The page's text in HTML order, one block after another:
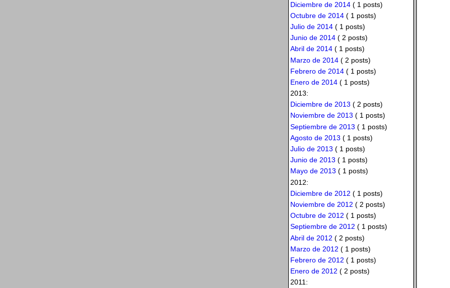
Diciembre de 2014( 1 posts)
Octubre de 2014( 1 posts)
Julio de 2014( 1 posts)
Junio de 2014( 2 posts)
Abril de 2014( 1 posts)
Marzo de 2014( 2 posts)
Febrero de 2014( 1 posts)
Enero de 2014( 1 posts)
2013:
Diciembre de 2013 ( 2 posts)
Noviembre de 2013 ( 1 posts)
Septiembre de 2013 ( 1 posts)
Agosto de 2013 ( 1 posts)
Julio de 2013 ( 1 posts)
Junio de 2013 ( 1 posts)
Mayo de 2013 ( 1 posts)
2012:
Diciembre de 2012 ( 1 posts)
Noviembre de 2012 ( 2 posts)
Octubre de 2012 ( 1 posts)
Septiembre de 2012 ( 1 posts)
Abril de 2012 ( 2 posts)
Marzo de 2012 ( 1 posts)
Febrero de 2012 ( 1 posts)
Enero de 2012 ( 2 posts)
2011: